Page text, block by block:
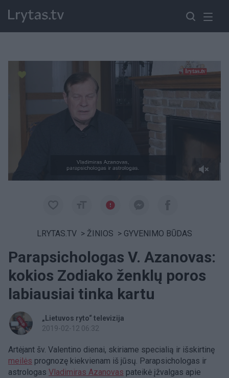
LRYTAS.TV > ŽINIOS > GYVENIMO BŪDAS
Parapsichologas V. Azanovas:
kokios Zodiako ženklų poros
labiausiai tinka kartu
„Lietuvos ryto“ televizija
2019-02-12 06:32
Artėjant šv. Valentino dienai, skiriame specialią ir išskirtinę
meilės prognozę kiekvienam iš jūsų. Parapsichologas ir
astrologas Vladimiras Azanovas pateikė įžvalgas apie